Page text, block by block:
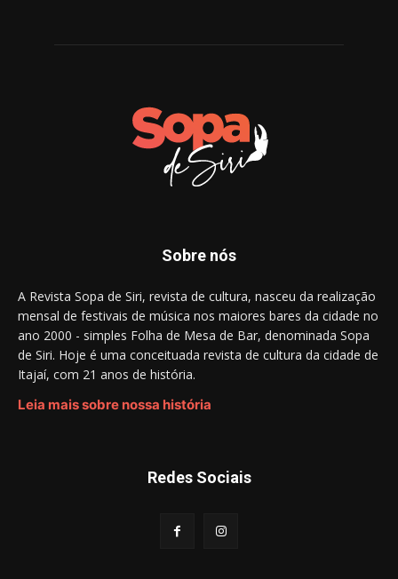
Sobre nós
A Revista Sopa de Siri, revista de cultura, nasceu da realização
mensal de festivais de música nos maiores bares da cidade no
ano 2000 - simples Folha de Mesa de Bar, denominada Sopa
de Siri. Hoje é uma conceituada revista de cultura da cidade de
Itajaí, com 21 anos de história.
Leia mais sobre nossa história
Redes Sociais